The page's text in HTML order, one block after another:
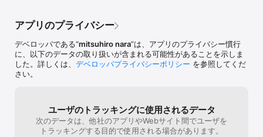
アプリのプライバシー
デベロッパである“mitsuhiro nara”は、アプリのプライバシー慣行
に、以下のデータの取り扱いが含まれる可能性があることを示しま
した。詳しくは、 デベロッパプライバシーポリシー を参照してくだ
さい。
ユーザのトラッキングに使用されるデータ
次のデータは、他社のアプリやWebサイト間でユーザを
トラッキングする目的で使用される場合があります。